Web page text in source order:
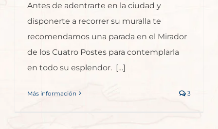
Antes de adentrarte en la ciudad y
disponerte a recorrer su muralla te
recomendamos una parada en el Mirador
de los Cuatro Postes para contemplarla
en todo su esplendor. […]
Más información 3